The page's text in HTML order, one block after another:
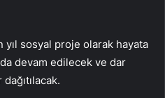
yıl sosyal proje olarak hayata
devam edilecek ve dar